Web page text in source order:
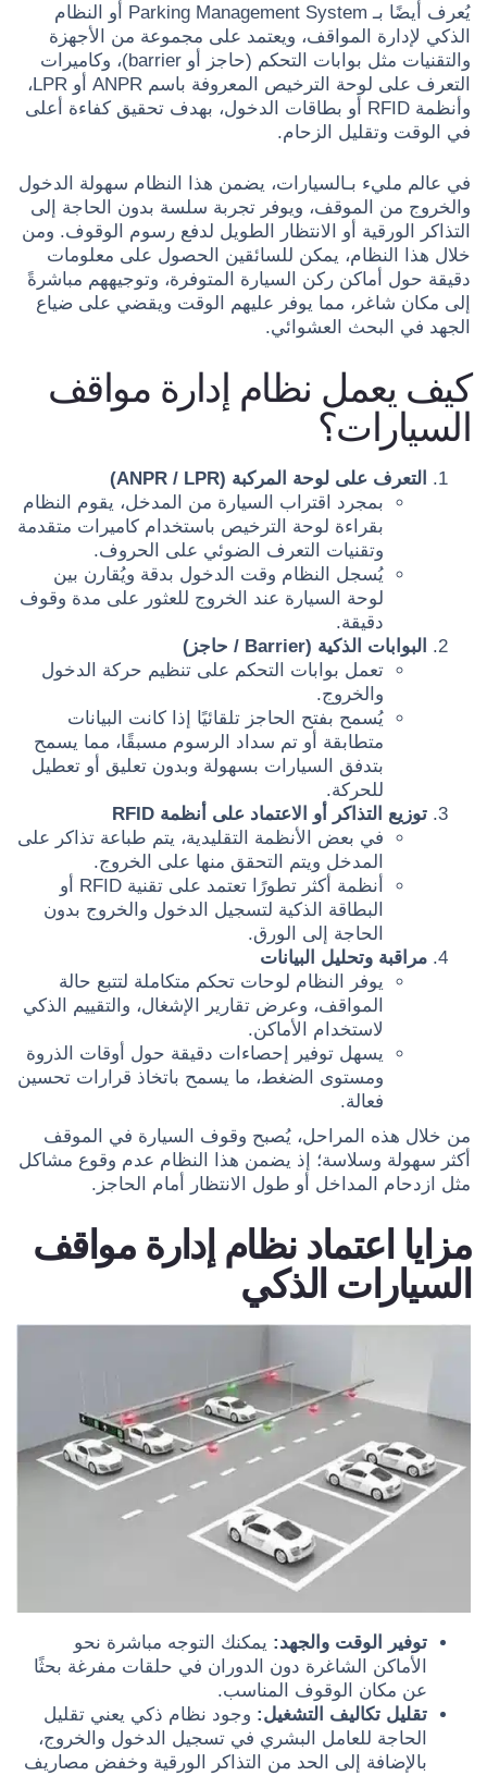
يُعرف أيضًا بـ Parking Management System أو النظام
الذكي لإدارة المواقف، ويعتمد على مجموعة من الأجهزة
والتقنيات مثل بوابات التحكم (حاجز أو barrier)، وكاميرات
التعرف على لوحة الترخيص المعروفة باسم ANPR أو LPR،
وأنظمة RFID أو بطاقات الدخول، بهدف تحقيق كفاءة أعلى
في الوقت وتقليل الزحام.
في عالم مليء بـالسيارات، يضمن هذا النظام سهولة الدخول
والخروج من الموقف، ويوفر تجربة سلسة بدون الحاجة إلى
التذاكر الورقية أو الانتظار الطويل لدفع رسوم الوقوف. ومن
خلال هذا النظام، يمكن للسائقين الحصول على معلومات
دقيقة حول أماكن ركن السيارة المتوفرة، وتوجيههم مباشرةً
إلى مكان شاغر، مما يوفر عليهم الوقت ويقضي على ضياع
الجهد في البحث العشوائي.
كيف يعمل نظام إدارة مواقف
السيارات؟
التعرف على لوحة المركبة (ANPR / LPR)
بمجرد اقتراب السيارة من المدخل، يقوم النظام
بقراءة لوحة الترخيص باستخدام كاميرات متقدمة
وتقنيات التعرف الضوئي على الحروف.
يُسجل النظام وقت الدخول بدقة ويُقارن بين
لوحة السيارة عند الخروج للعثور على مدة وقوف
دقيقة.
البوابات الذكية (Barrier / حاجز)
تعمل بوابات التحكم على تنظيم حركة الدخول
والخروج.
يُسمح بفتح الحاجز تلقائيًا إذا كانت البيانات
متطابقة أو تم سداد الرسوم مسبقًا، مما يسمح
بتدفق السيارات بسهولة وبدون تعليق أو تعطيل
للحركة.
توزيع التذاكر أو الاعتماد على أنظمة RFID
في بعض الأنظمة التقليدية، يتم طباعة تذاكر على
المدخل ويتم التحقق منها على الخروج.
أنظمة أكثر تطورًا تعتمد على تقنية RFID أو
البطاقة الذكية لتسجيل الدخول والخروج بدون
الحاجة إلى الورق.
مراقبة وتحليل البيانات
يوفر النظام لوحات تحكم متكاملة لتتبع حالة
المواقف، وعرض تقارير الإشغال، والتقييم الذكي
لاستخدام الأماكن.
يسهل توفير إحصاءات دقيقة حول أوقات الذروة
ومستوى الضغط، ما يسمح باتخاذ قرارات تحسين
فعالة.
من خلال هذه المراحل، يُصبح وقوف السيارة في الموقف
أكثر سهولة وسلاسة؛ إذ يضمن هذا النظام عدم وقوع مشاكل
مثل ازدحام المداخل أو طول الانتظار أمام الحاجز.
مزايا اعتماد نظام إدارة مواقف
السيارات الذكي
توفير الوقت والجهد: يمكنك التوجه مباشرة نحو
الأماكن الشاغرة دون الدوران في حلقات مفرغة بحثًا
عن مكان الوقوف المناسب.
تقليل تكاليف التشغيل: وجود نظام ذكي يعني تقليل
الحاجة للعامل البشري في تسجيل الدخول والخروج،
بالإضافة إلى الحد من التذاكر الورقية وخفض مصاريف